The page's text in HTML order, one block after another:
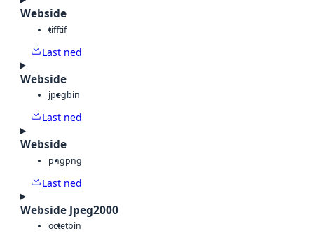
Webside
tifftif
Last ned
Webside
jpegbin
Last ned
Webside
pngpng
Last ned
Webside Jpeg2000
octetbin